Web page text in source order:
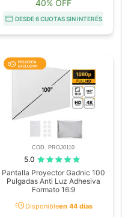
40% OFF
DESDE 6 CUOTAS SIN INTERÉS
COD. PROJ0110
5.0
Pantalla Proyector Gadnic 100
Pulgadas Anti Luz Adhesiva
Formato 16:9
acuteDisponibleen 44 días